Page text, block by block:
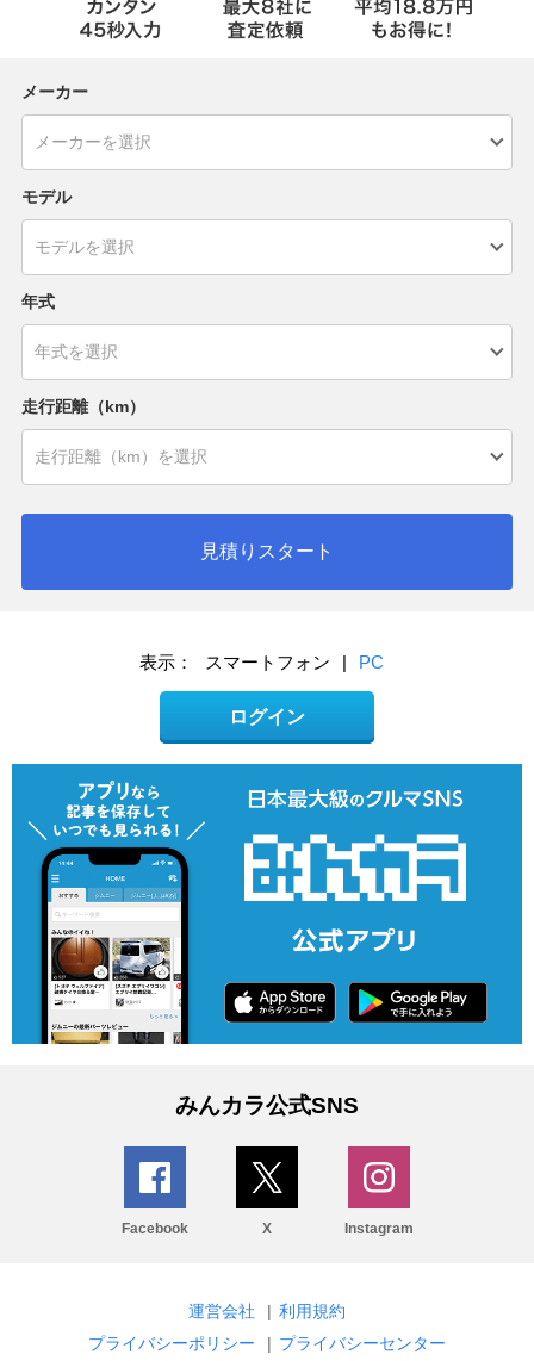
メーカー
モデル
年式
走行距離（km）
見積りスタート
表示： スマートフォン | PC
ログイン
みんカラ公式SNS
Facebook X Instagram
運営会社 | 利用規約
プライバシーポリシー
| プライバシーセンター